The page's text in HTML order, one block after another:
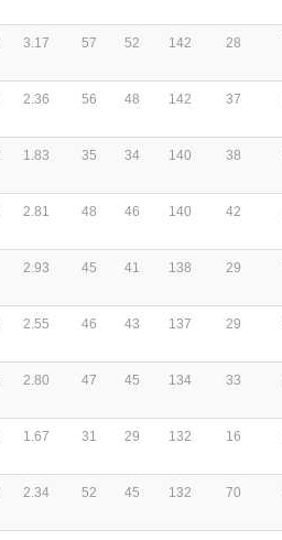
3.17 57 52 142 28
2.36 56 48 142 37
1.83 35 34 140 38
2.81 48 46 140 42
2.93 45 41 138 29
2.55 46 43 137 29
2.80 47 45 134 33
1.67 31 29 132 16
2.34 52 45 132 70